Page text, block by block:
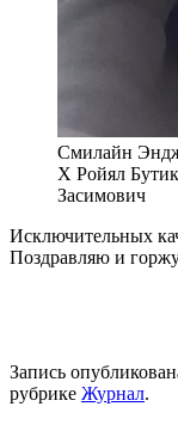
Смилайн
Х Ройял
Засимович
Исключительных
Поздравляю и
Запись
рубрике Журнал.